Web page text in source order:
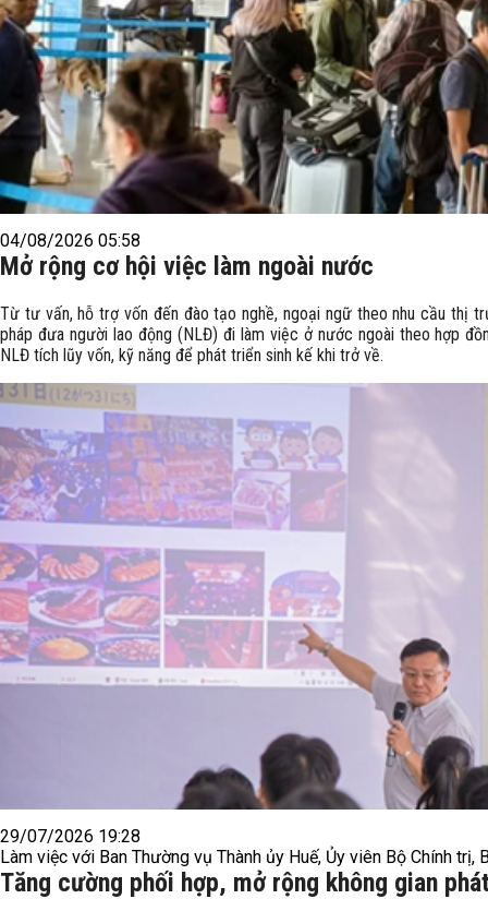
04/08/2026 05:58
Mở rộng cơ hội việc làm ngoài nước
Từ tư vấn, hỗ trợ vốn đến đào tạo nghề, ngoại ngữ theo nhu cầu thị
pháp đưa người lao động (NLĐ) đi làm việc ở nước ngoài theo hợp
NLĐ tích lũy vốn, kỹ năng để phát triển sinh kế khi trở về.
29/07/2026 19:28
Làm việc với Ban Thường vụ Thành ủy Huế, Ủy viên Bộ Chính
Tăng cường phối hợp, mở rộng không gian